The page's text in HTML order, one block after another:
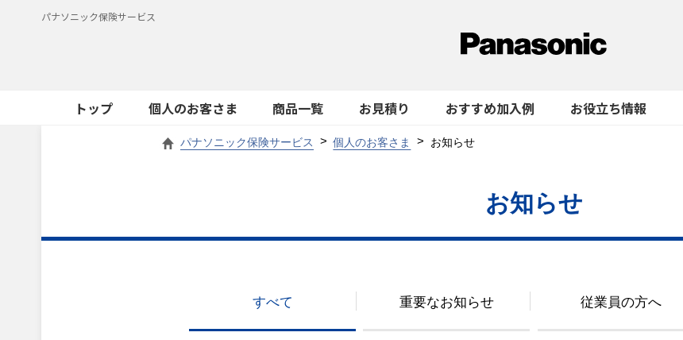
パナソニック保険サービス
トップ 個人のお客さま 商品一覧 お見積り おすすめ加入例 お役立ち情報
パナソニック保険サービス 個人のお客さま お知らせ
お知らせ
すべて 重要なお知らせ 従業員の方へ